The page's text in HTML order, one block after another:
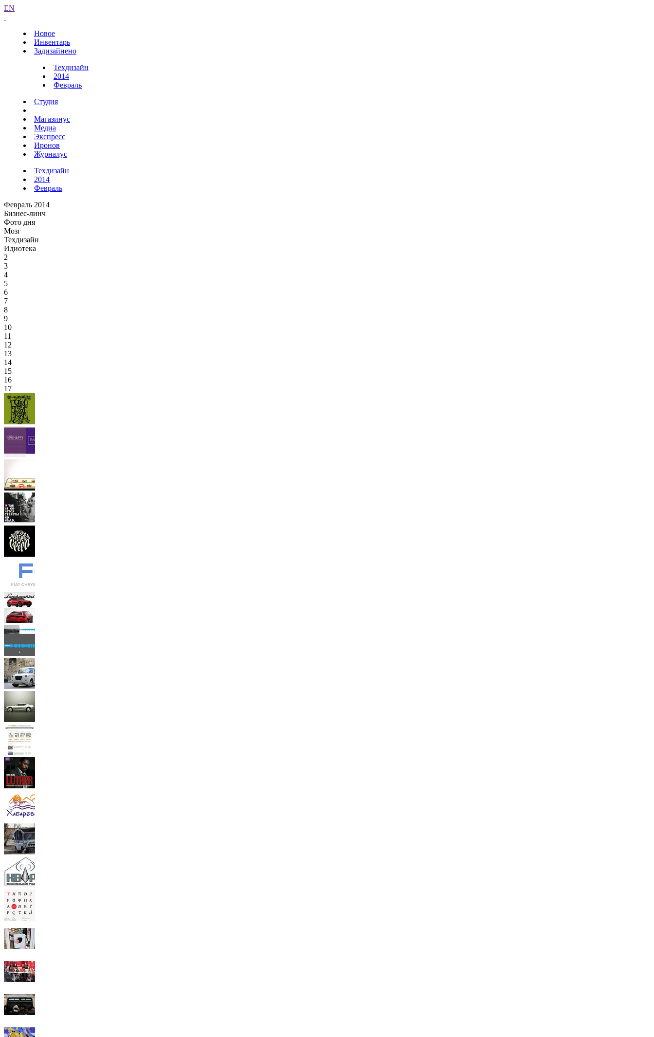
EN
Новое
Инвентарь
Задизайнено
Техдизайн
2014
Февраль
Студия
Магазинус
Медиа
Экспресс
Иронов
Журналус
Техдизайн
2014
Февраль
Февраль 2014
Бизнес-линч
Фото дня
Мозг
Техдизайн
Идиотека
2
3
4
5
6
7
8
9
10
11
12
13
14
15
16
17